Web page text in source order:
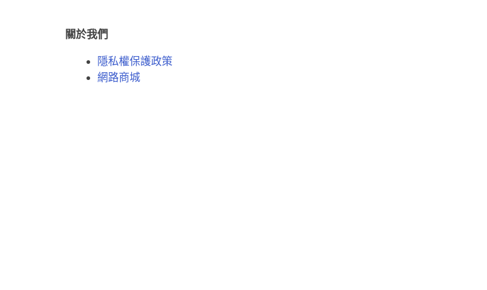
關於我們
隱私權保護政策
網路商城